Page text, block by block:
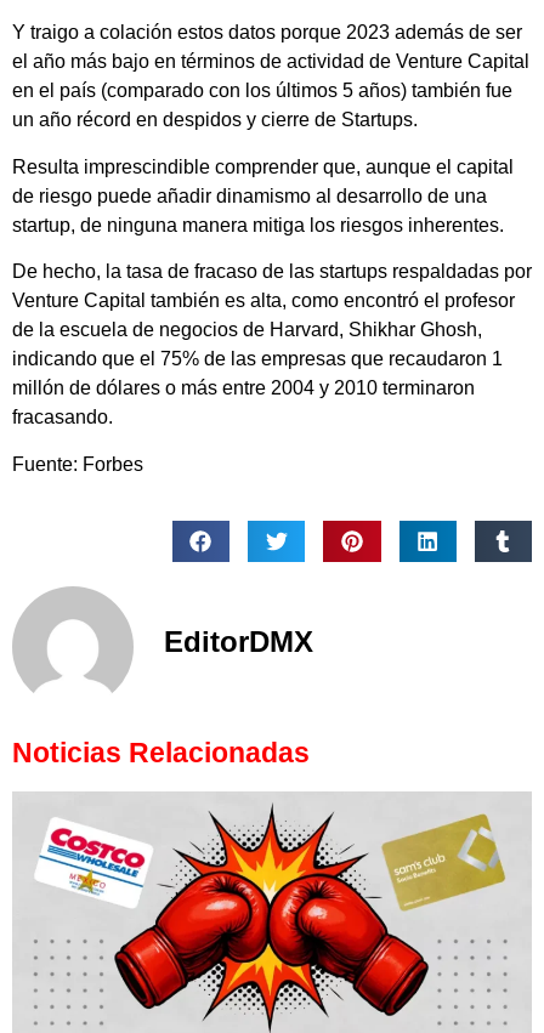
Y traigo a colación estos datos porque 2023 además de ser
el año más bajo en términos de actividad de Venture Capital
en el país (comparado con los últimos 5 años) también fue
un año récord en despidos y cierre de Startups.
Resulta imprescindible comprender que, aunque el capital
de riesgo puede añadir dinamismo al desarrollo de una
startup, de ninguna manera mitiga los riesgos inherentes.
De hecho, la tasa de fracaso de las startups respaldadas por
Venture Capital también es alta, como encontró el profesor
de la escuela de negocios de Harvard, Shikhar Ghosh,
indicando que el 75% de las empresas que recaudaron 1
millón de dólares o más entre 2004 y 2010 terminaron
fracasando.
Fuente: Forbes
EditorDMX
Noticias Relacionadas